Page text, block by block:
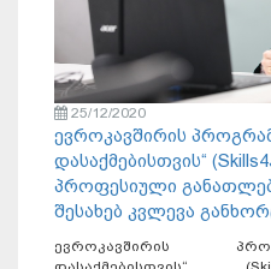
25/12/2020
ევროკავშირის
დასაქმებისთვის“
პროფესიული
შესახებ კვლევა
ევროკავშირის